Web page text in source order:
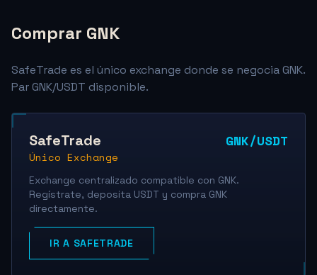
Comprar GNK
SafeTrade es el único exchange donde se negocia GNK.
Par GNK/USDT disponible.
SafeTrade
Único Exchange
GNK/USDT
Exchange centralizado compatible con GNK.
Regístrate, deposita USDT y compra GNK
directamente.
IR A SAFETRADE